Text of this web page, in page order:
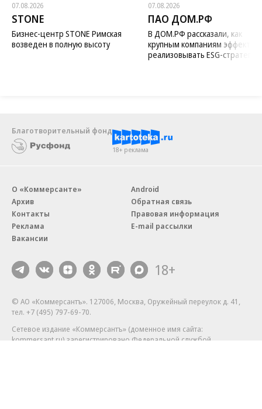
07.08.2026
STONE
Бизнес-центр STONE Римская
возведен в полную высоту
07.08.2026
ПАО ДОМ.РФ
В ДОМ.РФ рассказали, как
крупным компаниям
реализовывать ESG-стратегию
Благотворительный фонд
18+ реклама
О «Коммерсанте»
Архив
Контакты
Реклама
Вакансии
Android
Обратная связь
Правовая информация
E-mail рассылки
18+
© АО «Коммерсантъ». 127006, Москва, Оружейный переулок д. 41,
тел. +7 (495) 797-69-70.
Сетевое издание «Коммерсантъ» (доменное имя сайта:
kommersant.ru) зарегистрировано Федеральной службой